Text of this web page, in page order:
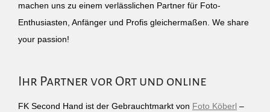
machen uns zu einem verlässlichen Partner für Foto-
Enthusiasten, Anfänger und Profis gleichermaßen. We share
your passion!
Ihr Partner vor Ort und online
FK Second Hand ist der Gebrauchtmarkt von Foto Köberl –